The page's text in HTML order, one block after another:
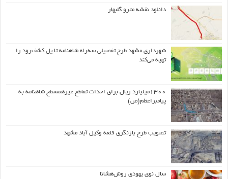
دانلود نقشه مترو گلبهار
شهرداری مشهد طرح تفصیلی سه‌راه شاهنامه تا پل کشف‌رود را
تهیه می‌کند
۱۳۰۰میلیارد ریال برای احداث تقاطع غیرهمسطح شاهنامه به
پیامبراعظم(ص)
تصویب طرح بازنگری قلعه وکیل آباد مشهد
سال نوی یهودی روش‌هشانا